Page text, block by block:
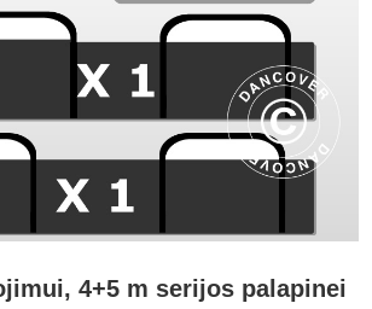
4+5 m serijos palapinei